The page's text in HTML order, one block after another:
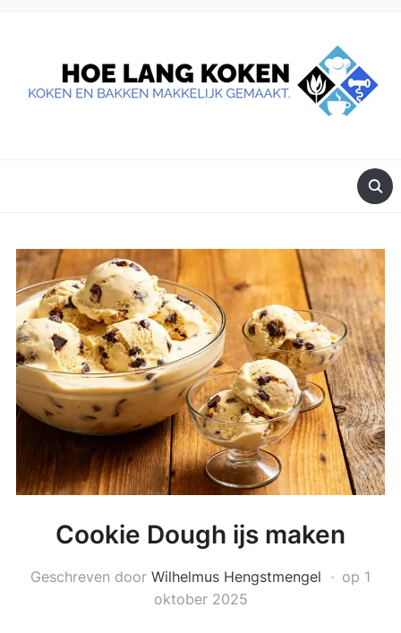
Cookie Dough ijs maken
Geschreven door Wilhelmus Hengstmengel op 1
oktober 2025